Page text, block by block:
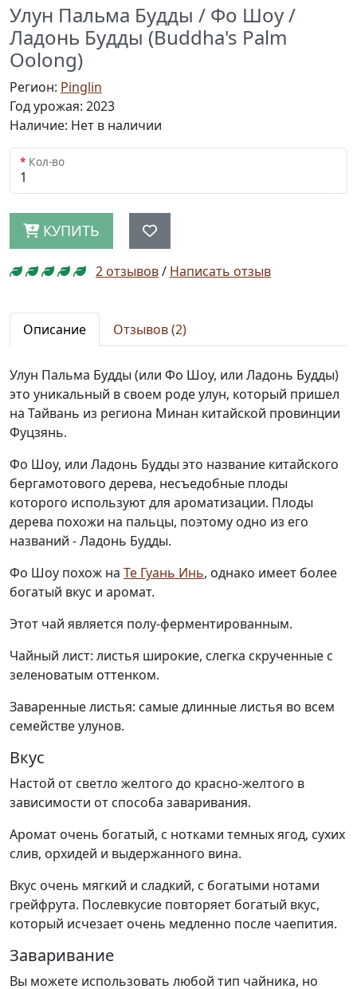
Улун Пальма Будды / Фо Шоу /
Ладонь Будды (Buddha's Palm
Oolong)
Регион: Pinglin
Год урожая: 2023
Наличие: Нет в наличии
Кол-во
КУПИТЬ
2 отзывов/ Написать отзыв
Описание Отзывов (2)
Улун Пальма Будды (или Фо Шоу, или Ладонь Будды)
это уникальный в своем роде улун, который пришел
на Тайвань из региона Минан китайской провинции
Фуцзянь.
Фо Шоу, или Ладонь Будды это название китайского
бергамотового дерева, несъедобные плоды
которого используют для ароматизации. Плоды
дерева похожи на пальцы, поэтому одно из его
названий - Ладонь Будды.
Фо Шоу похож на Те Гуань Инь, однако имеет более
богатый вкус и аромат.
Этот чай является полу-ферментированным.
Чайный лист: листья широкие, слегка скрученные с
зеленоватым оттенком.
Заваренные листья: самые длинные листья во всем
семействе улунов.
Вкус
Настой от светло желтого до красно-желтого в
зависимости от способа заваривания.
Аромат очень богатый, с нотками темных ягод, сухих
слив, орхидей и выдержанного вина.
Вкус очень мягкий и сладкий, с богатыми нотами
грейфрута. Послевкусие повторяет богатый вкус,
который исчезает очень медленно после чаепития.
Заваривание
Вы можете использовать любой тип чайника, но